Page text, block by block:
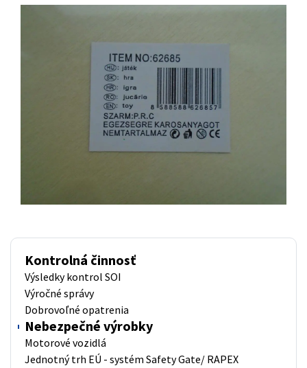
Kontrolná činnosť
Výsledky kontrol SOI
Výročné správy
Dobrovoľné opatrenia
Nebezpečné výrobky
Motorové vozidlá
Jednotný trh EÚ - systém Safety Gate/ RAPEX